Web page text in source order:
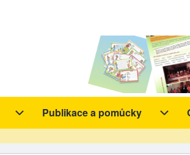
Burza nápadů sub-navigation
Publikace a pomůcky